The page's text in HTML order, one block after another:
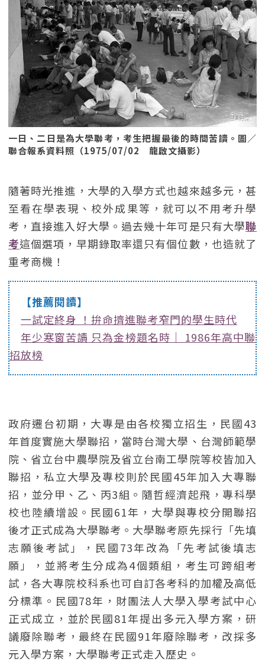
一日、二日是為大學聯考，考生把握最後的時間苦讀。圖／
聯合報系資料照（1975/07/02 龍啟文攝影）
隨著時光推進，大學的入學方式也越來越多元，甚
至看在學表現、校外成果等，就可以不用考升學
考，直接進入好大學。過去幾十年可是只有大學聯
考這個選項，早期錄取率還只有個位數，也造就了
重考商機！
【推薦閱讀】
一試定終身 ！拚命擠進聯考窄門的學生時代
年少寒窗苦讀 只為金榜題名時｜ 1986年高中聯
招放榜
政府遷台初期，大專是由各校獨立招生，民國43
年首度實施大學聯招，當時台灣大學、台灣師範學
院、省立台中農學院及省立台南工學院等校皆加入
聯招，私立大學及專校則於民國45年加入大專聯
招，並分甲、乙、丙3組。隨哲經濟起飛，專科學
校也陸續增設。民國61年，大學與專校分開聯招
後才正式成為大學聯考。大學聯考原先採行「先填
志願後考試」，民國73年改為「先考試後填志
願」，並將考生分成為4個類組，考生可跨組考
試，各大專院校科系也可自訂各考科的加權及高低
分標準。民國78年，財團法人大學入學考試中心
正式成立，並於民國81年提出多元入學方案，研
議廢除聯考，最終在民國91年廢除聯考，改採多
元入學方案，大學聯考正式走入歷史。